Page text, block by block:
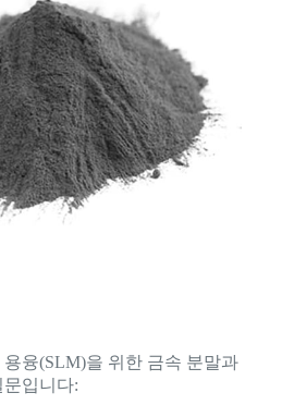
융(SLM)을 위한 금속 분말과
입니다: